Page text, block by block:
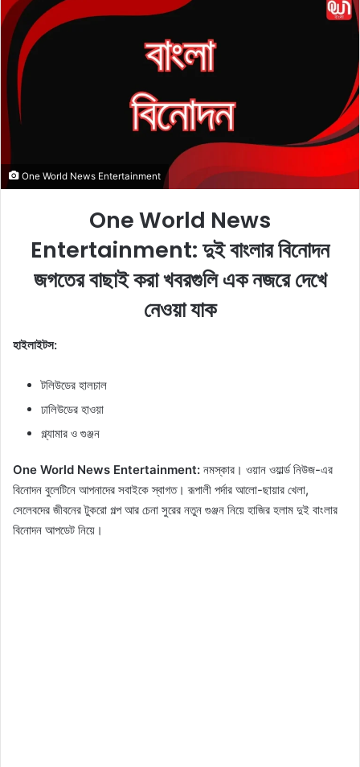
l
n
d
n
m
a
One World News Entertainment
One World News
Entertainment: দুই বাংলার বিনোদন
জগতের বাছাই করা খবরগুলি এক নজরে দেখে
নেওয়া যাক
হাইলাইটস:
টলিউডের হালচাল
ঢালিউডের হাওয়া
গ্ল্যামার ও গুঞ্জন
One World News Entertainment: নমস্কার। ওয়ান ওয়ার্ল্ড নিউজ-এর
বিনোদন বুলেটিনে আপনাদের সবাইকে স্বাগত। রূপালী পর্দার আলো-ছায়ার খেলা,
সেলেবদের জীবনের টুকরো গল্প আর চেনা সুরের নতুন গুঞ্জন নিয়ে হাজির হলাম দুই বাংলার
বিনোদন আপডেট নিয়ে।